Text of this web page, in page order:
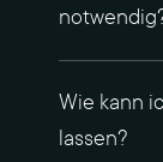
Wie kann
lassen?